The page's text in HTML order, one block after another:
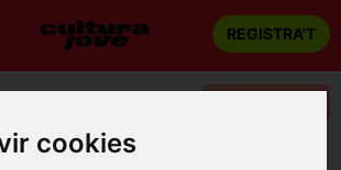
cookies
REGISTRA'T
Barcelona Trio Fortuny